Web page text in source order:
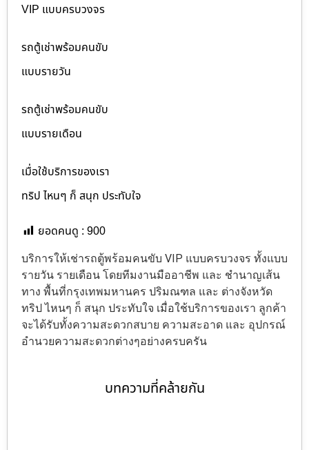
VIP แบบครบวงจร
รถตู้เช่าพร้อมคนขับ
แบบรายวัน
รถตู้เช่าพร้อมคนขับ
แบบรายเดือน
เมื่อใช้บริการของเรา
ทริป ไหนๆ ก็ สนุก ประทับใจ
ยอดคนดู : 900
บริการให้เช่ารถตู้พร้อมคนขับ VIP แบบครบวงจร ทั้งแบบ
รายวัน รายเดือน โดยทีมงานมืออาชีพ และ ชำนาญเส้น
ทาง พื้นที่กรุงเทพมหานคร ปริมณฑล และ ต่างจังหวัด
ทริป ไหนๆ ก็ สนุก ประทับใจ เมื่อใช้บริการของเรา ลูกค้า
จะได้รับทั้งความสะดวกสบาย ความสะอาด และ อุปกรณ์
อำนวยความสะดวกต่างๆอย่างครบครัน
บทความที่คล้ายกัน